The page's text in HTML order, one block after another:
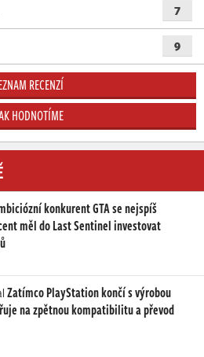
7
9
RECENZÍ
HODNOTÍME
konkurent GTA se nejspíš
měl do Last Sentinel investovat
Zatímco PlayStation končí s výrobou
na zpětnou kompatibilitu a převod